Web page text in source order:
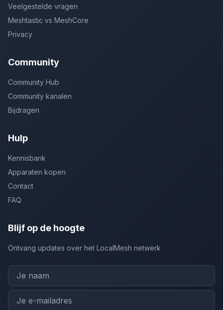
Veelgestelde vragen
Meshtastic vs MeshCore
Privacy
Community
Community Hub
Community kanalen
Bijdragen
Hulp
Kennisbank
Apparaten kopen
Contact
FAQ
Blijf op de hoogte
Ontvang updates over het LocalMesh netwerk